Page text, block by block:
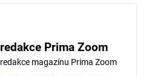
redakce Prima Zoom
redakce magazínu Prima Zoom